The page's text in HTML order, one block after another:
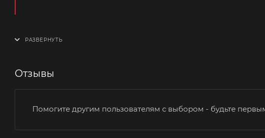
Отзывы
Помогите другим пользователям с выбором - будьте